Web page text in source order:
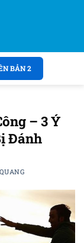
BẢN 2
– 3 Ý
Đánh